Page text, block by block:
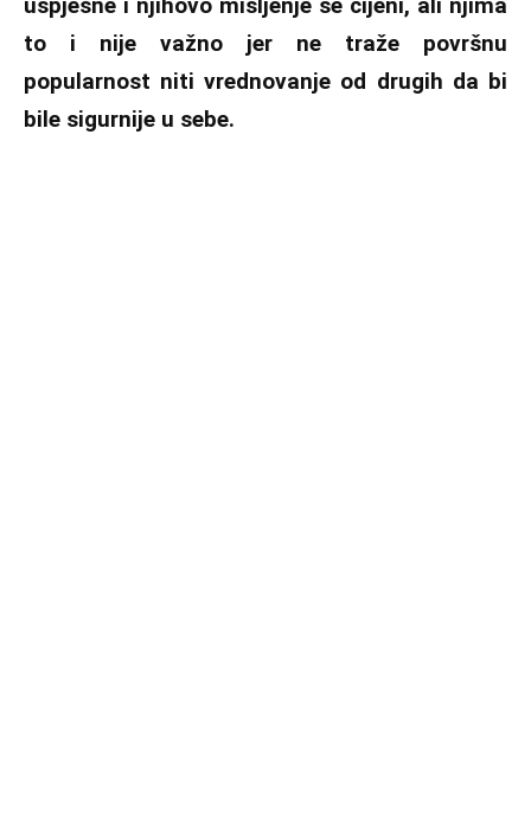
uspješne i njihovo mišljenje se cijeni, ali njima
to i nije važno jer ne traže površnu
popularnost niti vrednovanje od drugih da bi
bile sigurnije u sebe.